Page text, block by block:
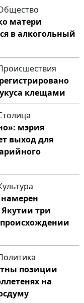
матери
в алкогольный
клещами
мэрия
выход для
намерен
Якутии три
происхождении
позиции
на